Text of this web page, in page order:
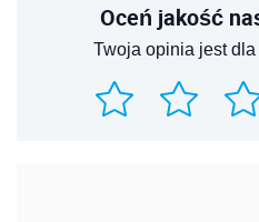
Oceń jakość
Twoja opinia jest